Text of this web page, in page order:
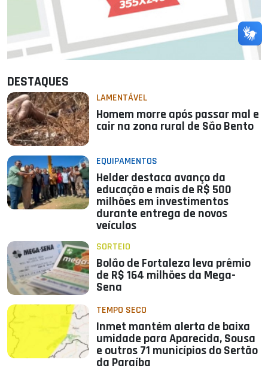
DESTAQUES
LAMENTÁVEL
Homem morre após passar mal e
cair na zona rural de São Bento
EQUIPAMENTOS
Helder destaca avanço da
educação e mais de R$ 500
milhões em investimentos
durante entrega de novos
veículos
SORTEIO
Bolão de Fortaleza leva prêmio
de R$ 164 milhões da Mega-
Sena
TEMPO SECO
Inmet mantém alerta de baixa
umidade para Aparecida, Sousa
e outros 71 municípios do Sertão
da Paraíba